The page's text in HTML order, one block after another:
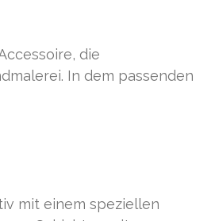
die
In dem passenden
mit einem speziellen